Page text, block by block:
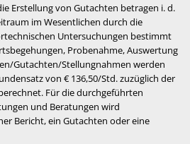
Erstellung von Gutachten betragen i. d.
im Wesentlichen durch die
Untersuchungen bestimmt
Probenahme, Auswertung
Gutachten/Stellungnahmen werden
von € 136,50/Std. zuzüglich der
Für die durchgeführten
und Beratungen wird
Bericht, ein Gutachten oder eine